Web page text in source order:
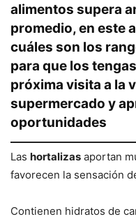
alimentos supera
promedio, en este
cuáles son los
para que los
próxima visita a la
supermercado y
oportunidades
Las hortalizas aportan
favorecen la sensación
Contienen hidratos de